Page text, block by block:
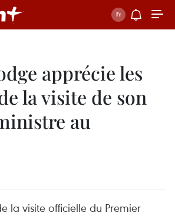
apprécie les
la visite de son
au
la visite officielle du Premier